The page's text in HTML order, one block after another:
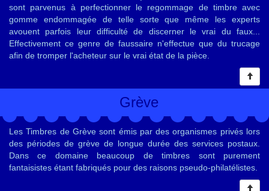
sont parvenus à perfectionner le regommage de timbre avec
gomme endommagée de telle sorte que même les experts
avouent parfois leur difficulté de discerner le vrai du faux...
Effectivement ce genre de faussaire n'effectue que du trucage
afin de tromper l'acheteur sur le vrai état de la pièce.
Grève
Les Timbres de Grève sont émis par des organismes privés lors
des périodes de grève de longue durée des services postaux.
Dans ce domaine beaucoup de timbres sont purement
fantaisistes étant fabriqués pour des raisons pseudo-philatélistes.